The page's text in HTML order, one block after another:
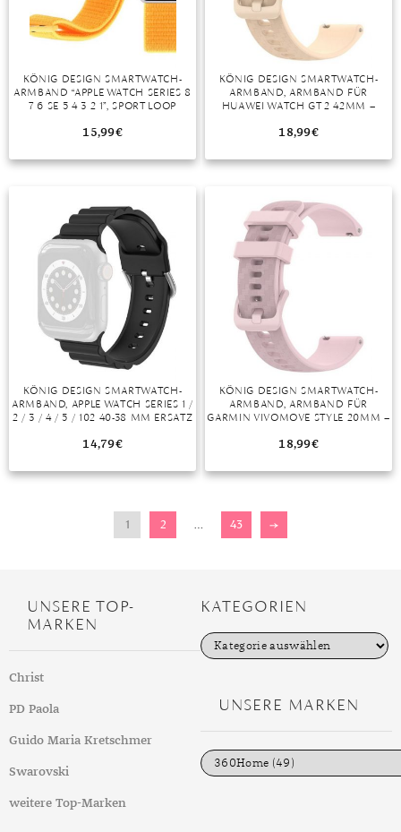
KÖNIG DESIGN SMARTWATCH-
ARMBAND “APPLE WATCH SERIES 8
7 6 SE 5 4 3 2 1”, SPORT LOOP
15,99€
KÖNIG DESIGN SMARTWATCH-
ARMBAND, ARMBAND FÜR
HUAWEI WATCH GT 2 42MM –
ARMBAND BAND LOOP BEIGE
18,99€
KÖNIG DESIGN SMARTWATCH-
ARMBAND, APPLE WATCH SERIES 1 /
2 / 3 / 4 / 5 / 102 40-38 MM ERSATZ
14,79€
KÖNIG DESIGN SMARTWATCH-
ARMBAND, ARMBAND FÜR
GARMIN VIVOMOVE STYLE 20MM –
ARMBAND BAND LOOP ROSA
18,99€
1 2 … 43 →
UNSERE TOP-
MARKEN
Christ
PD Paola
Guido Maria Kretschmer
Swarovski
weitere Top-Marken
KATEGORIEN
K
a
e
n
UNSERE MARKEN